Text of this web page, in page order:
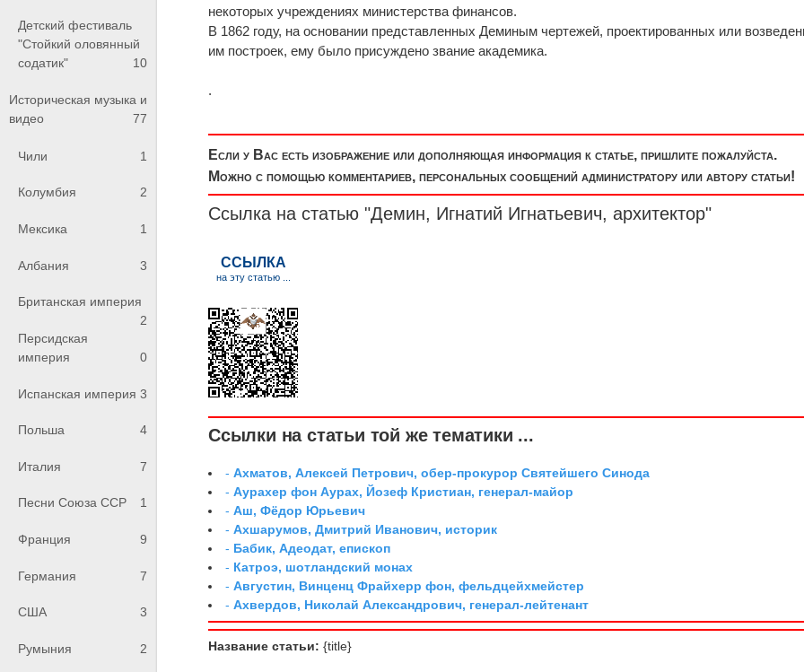
Детский фестиваль
"Стойкий оловянный
содатик"
10
Историческая музыка и
видео
77
Чили 1
Колумбия 2
Мексика 1
Албания 3
Британская империя
2
Персидская
империя
0
Испанская империя 3
Польша 4
Италия 7
Песни Союза ССР 1
Франция 9
Германия 7
США 3
Румыния 2
некоторых учреждениях министерства финансов.
В 1862 году, на основании представленных Деминым чертежей, проектированных или
им построек, ему было присуждено звание академика.
.
Если у Вас есть изображение или дополняющая информация к статье, пришлите пожалуйста.
Можно с помощью комментариев, персональных сообщений администратору или автору статьи!
Ссылка на статью "Демин, Игнатий Игнатьевич, архитектор"
Ссылки на статьи той же тематики ...
-Ахматов, Алексей Петрович, обер-прокурор Святейшего Синода
-Аурахер фон Аурах, Йозеф Кристиан, генерал-майор
-Аш, Фёдор Юрьевич
-Ахшарумов, Дмитрий Иванович, историк
- Бабик, Адеодат, епископ
- Катроэ, шотландский монах
-Августин, Винценц Фрайхерр фон, фельдцейхмейстер
-Ахвердов, Николай Александрович, генерал-лейтенант
Название статьи: {title}